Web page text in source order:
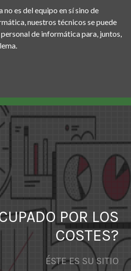
no es del equipo en sí sino de
nuestros técnicos se puede
de informática para, juntos,
POR LOS
COSTES?
ÉSTE ES SU SITIO